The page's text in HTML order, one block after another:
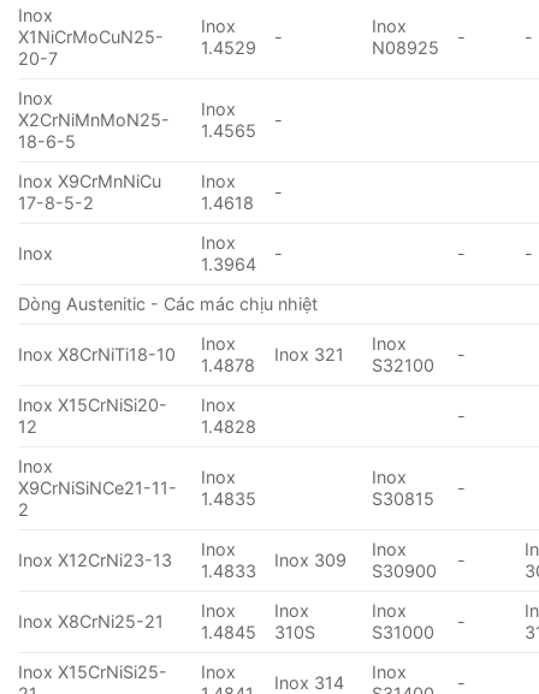
Inox
X1NiCrMoCuN25-
20-7
Inox
1.4529
-
Inox
N08925
- -
Inox
X2CrNiMnMoN25-
18-6-5
Inox
1.4565
-
Inox X9CrMnNiCu
17-8-5-2
Inox
1.4618
-
Inox
Inox
1.3964
- - -
Dòng Austenitic - Các mác chịu nhiệt
Inox X8CrNiTi18-10
Inox
1.4878
Inox 321
Inox
S32100
-
Inox X15CrNiSi20-
12
Inox
1.4828
-
Inox
X9CrNiSiNCe21-11-
2
Inox
1.4835
Inox
S30815
-
Inox X12CrNi23-13
Inox
1.4833
Inox 309
Inox
S30900
-
Inox X8CrNi25-21
Inox
1.4845
Inox
310S
Inox
S31000
-
Inox X15CrNiSi25-
Inox
Inox 314
Inox
-